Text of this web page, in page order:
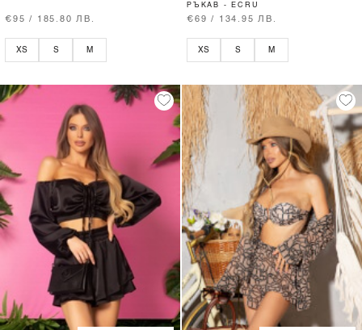
€95 / 185.80 ЛВ.
XS S M
РЪКАВ - ECRU
€69 / 134.95 ЛВ.
XS S M